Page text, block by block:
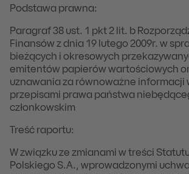
Podstawa prawna:
Paragraf 38 ust. 1 pkt 2 lit. b
Finansów z dnia 19 lutego 2009r. w
bieżących i okresowych
emitentów papierów wartościowych
uznawania za równoważne informacji
przepisami prawa państwa
członkowskim
Treść raportu:
W związku ze zmianami w treści
Polskiego S.A., wprowadzonymi